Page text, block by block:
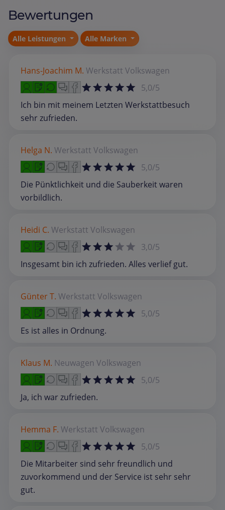
Bewertungen
Alle Leistungen Alle Marken
Hans-Joachim M. Werkstatt Volkswagen
5,0/5
Ich bin mit meinem Letzten Werkstattbesuch
sehr zufrieden.
Helga N. Werkstatt Volkswagen
5,0/5
Die Pünktlichkeit und die Sauberkeit waren
vorbildlich.
Heidi C. Werkstatt Volkswagen
3,0/5
Insgesamt bin ich zufrieden. Alles verlief gut.
Günter T. Werkstatt Volkswagen
5,0/5
Es ist alles in Ordnung.
Klaus M. Neuwagen Volkswagen
5,0/5
Ja, ich war zufrieden.
Hemma F. Werkstatt Volkswagen
5,0/5
Die Mitarbeiter sind sehr freundlich und
zuvorkommend und der Service ist sehr sehr
gut.